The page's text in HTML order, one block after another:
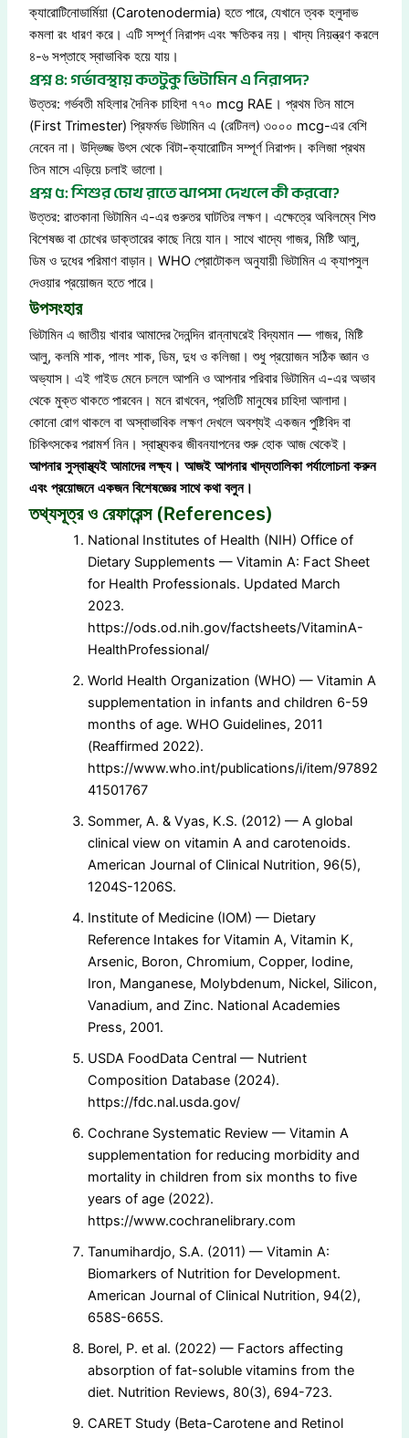
ক্যারোটিনোডার্মিয়া (Carotenodermia) হতে পারে, যেখানে ত্বক হলুদাভ
কমলা রং ধারণ করে। এটি সম্পূর্ণ নিরাপদ এবং ক্ষতিকর নয়। খাদ্য নিয়ন্ত্রণ করলে
৪-৬ সপ্তাহে স্বাভাবিক হয়ে যায়।
প্রশ্ন ৪: গর্ভাবস্থায় কতটুকু ভিটামিন এ নিরাপদ?
উত্তর: গর্ভবতী মহিলার দৈনিক চাহিদা ৭৭০ mcg RAE। প্রথম তিন মাসে
(First Trimester) প্রিফর্মড ভিটামিন এ (রেটিনল) ৩০০০ mcg-এর বেশি
নেবেন না। উদ্ভিজ্জ উৎস থেকে বিটা-ক্যারোটিন সম্পূর্ণ নিরাপদ। কলিজা প্রথম
তিন মাসে এড়িয়ে চলাই ভালো।
প্রশ্ন ৫: শিশুর চোখ রাতে ঝাপসা দেখলে কী করবো?
উত্তর: রাতকানা ভিটামিন এ-এর গুরুতর ঘাটতির লক্ষণ। এক্ষেত্রে অবিলম্বে শিশু
বিশেষজ্ঞ বা চোখের ডাক্তারের কাছে নিয়ে যান। সাথে খাদ্যে গাজর, মিষ্টি আলু,
ডিম ও দুধের পরিমাণ বাড়ান। WHO প্রোটোকল অনুযায়ী ভিটামিন এ ক্যাপসুল
দেওয়ার প্রয়োজন হতে পারে।
উপসংহার
ভিটামিন এ জাতীয় খাবার আমাদের দৈনন্দিন রান্নাঘরেই বিদ্যমান — গাজর, মিষ্টি
আলু, কলমি শাক, পালং শাক, ডিম, দুধ ও কলিজা। শুধু প্রয়োজন সঠিক জ্ঞান ও
অভ্যাস। এই গাইড মেনে চললে আপনি ও আপনার পরিবার ভিটামিন এ-এর অভাব
থেকে মুক্ত থাকতে পারবেন। মনে রাখবেন, প্রতিটি মানুষের চাহিদা আলাদা।
কোনো রোগ থাকলে বা অস্বাভাবিক লক্ষণ দেখলে অবশ্যই একজন পুষ্টিবিদ বা
চিকিৎসকের পরামর্শ নিন। স্বাস্থ্যকর জীবনযাপনের শুরু হোক আজ থেকেই।
আপনার সুস্বাস্থ্যই আমাদের লক্ষ্য । আজই আপনার খাদ্যতালিকা পর্যালোচনা করুন
এবং প্রয়োজনে একজন বিশেষজ্ঞের সাথে কথা বলুন।
তথ্যসূত্র ও রেফারেন্স (References)
National Institutes of Health (NIH) Office of
Dietary Supplements — Vitamin A: Fact Sheet
for Health Professionals. Updated March
2023.
https://ods.od.nih.gov/factsheets/VitaminA-
HealthProfessional/
World Health Organization (WHO) — Vitamin A
supplementation in infants and children 6-59
months of age. WHO Guidelines, 2011
(Reaffirmed 2022).
https://www.who.int/publications/i/item/97892
41501767
Sommer, A. & Vyas, K.S. (2012) — A global
clinical view on vitamin A and carotenoids.
American Journal of Clinical Nutrition, 96(5),
1204S-1206S.
Institute of Medicine (IOM) — Dietary
Reference Intakes for Vitamin A, Vitamin K,
Arsenic, Boron, Chromium, Copper, Iodine,
Iron, Manganese, Molybdenum, Nickel, Silicon,
Vanadium, and Zinc. National Academies
Press, 2001.
USDA FoodData Central — Nutrient
Composition Database (2024).
https://fdc.nal.usda.gov/
Cochrane Systematic Review — Vitamin A
supplementation for reducing morbidity and
mortality in children from six months to five
years of age (2022).
https://www.cochranelibrary.com
Tanumihardjo, S.A. (2011) — Vitamin A:
Biomarkers of Nutrition for Development.
American Journal of Clinical Nutrition, 94(2),
658S-665S.
Borel, P. et al. (2022) — Factors affecting
absorption of fat-soluble vitamins from the
diet. Nutrition Reviews, 80(3), 694-723.
CARET Study (Beta-Carotene and Retinol